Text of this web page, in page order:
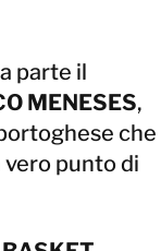
parte il
MENESES,
che
punto di